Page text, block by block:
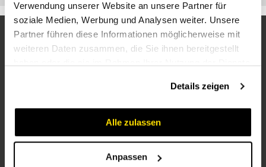
Verwendung unserer Website an unsere Partner für
soziale Medien, Werbung und Analysen weiter. Unsere
Partner führen diese Informationen möglicherweise mit
weiteren Daten zusammen, die Sie ihnen bereitgestellt
Details zeigen
Alle zulassen
Anpassen